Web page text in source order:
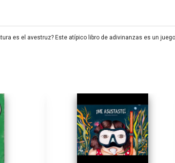
es el avestruz? Este atípico libro de adivinanzas es un